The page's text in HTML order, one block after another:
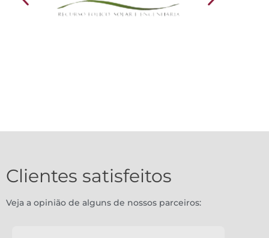
Clientes satisfeitos
Veja a opinião de alguns de nossos parceiros: